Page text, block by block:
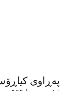
زنجیرە فۆتۆی